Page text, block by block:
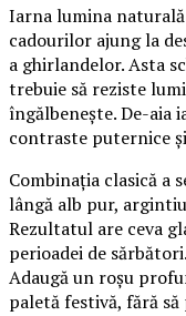
Iarna lumina
cadourilor ajung la
a ghirlandelor. Asta
trebuie să reziste
îngălbenește. De-aia
contraste puternice
Combinația clasică a
lângă alb pur,
Rezultatul are ceva
perioadei de
Adaugă un roșu
paletă festivă, fără